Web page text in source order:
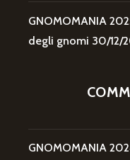
GNOMOMANIA
degli gnomi 30/12/
GNOMOMANIA